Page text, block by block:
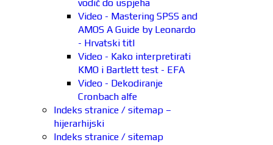
vodič do uspjeha
Video - Mastering SPSS and
AMOS A Guide by Leonardo
- Hrvatski titl
Video - Kako interpretirati
KMO i Bartlett test - EFA
Video - Dekodiranje
Cronbach alfe
Indeks stranice / sitemap –
hijerarhijski
Indeks stranice / sitemap